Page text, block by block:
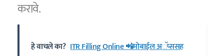
करावे.
हे वाचले का? ITR Filling Online 📲मोबाईल अॅप्ससह